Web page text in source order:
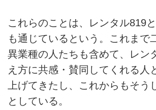
これらのことは、レンタル819
も通じているという。これまで
異業種の人たちも含めて、レン
え方に共感・賛同してくれる人
上げてきたし、これからもそう
としている。